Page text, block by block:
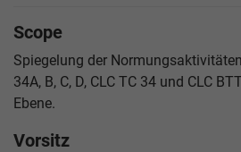
Scope
Spiegelung der
34A, B, C, D, CLC TC 34 und CLC
Ebene.
Vorsitz